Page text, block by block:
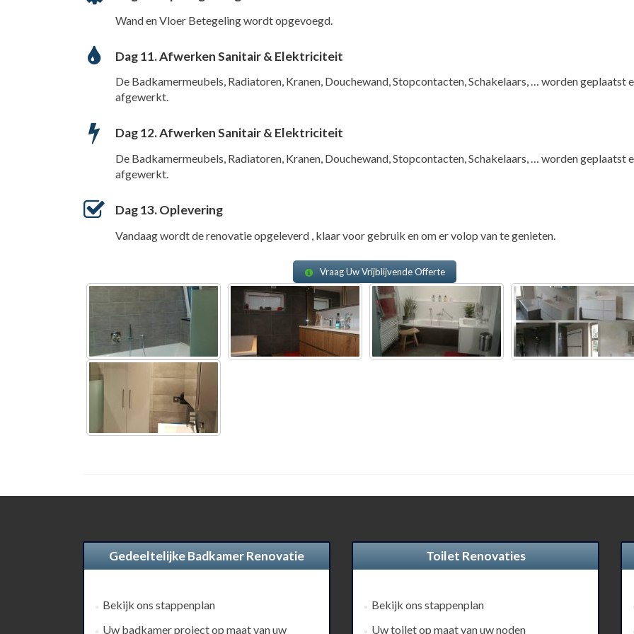
Wand en Vloer Betegeling wordt opgevoegd.
Dag 11. Afwerken Sanitair & Elektriciteit
De Badkamermeubels, Radiatoren, Kranen, Douchewand, Stopcontacten, Schakelaars, … worden geplaatst
afgewerkt.
Dag 12. Afwerken Sanitair & Elektriciteit
De Badkamermeubels, Radiatoren, Kranen, Douchewand, Stopcontacten, Schakelaars, … worden geplaatst
afgewerkt.
Dag 13. Oplevering
Vandaag wordt de renovatie opgeleverd , klaar voor gebruik en om er volop van te genieten.
Vraag Uw Vrijblijvende Offerte
Gedeeltelijke Badkamer Renovatie
Bekijk ons stappenplan
Uw badkamer project op maat van uw
Toilet Renovaties
Bekijk ons stappenplan
Uw toilet op maat van uw noden